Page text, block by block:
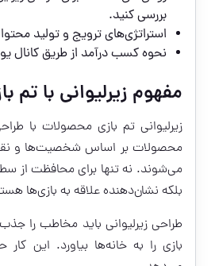
بررسی کنید.
استراتژی‌های ترویج و تولید محتوا
نحوه کسب درآمد از طریق کانال
مفهوم زیرلیوانی با تم
زیرلیوانی تم بازی محصولات با
محصولات بر اساس شخصیت‌ها و
می‌شوند. نه تنها برای محافظت از
بلکه نشان‌دهنده علاقه به بازی‌ها
طراحی زیرلیوانی باید مخاطب را
بازی را به خانه‌ها بیاورد. این